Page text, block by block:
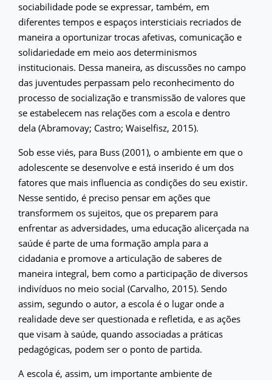
sociabilidade pode se expressar, também, em
diferentes tempos e espaços intersticiais recriados de
maneira a oportunizar trocas afetivas, comunicação e
solidariedade em meio aos determinismos
institucionais. Dessa maneira, as discussões no campo
das juventudes perpassam pelo reconhecimento do
processo de socialização e transmissão de valores que
se estabelecem nas relações com a escola e dentro
dela (Abramovay; Castro; Waiselfisz, 2015).
Sob esse viés, para Buss (2001), o ambiente em que o
adolescente se desenvolve e está inserido é um dos
fatores que mais influencia as condições do seu existir.
Nesse sentido, é preciso pensar em ações que
transformem os sujeitos, que os preparem para
enfrentar as adversidades, uma educação alicerçada na
saúde é parte de uma formação ampla para a
cidadania e promove a articulação de saberes de
maneira integral, bem como a participação de diversos
indivíduos no meio social (Carvalho, 2015). Sendo
assim, segundo o autor, a escola é o lugar onde a
realidade deve ser questionada e refletida, e as ações
que visam à saúde, quando associadas a práticas
pedagógicas, podem ser o ponto de partida.
A escola é, assim, um importante ambiente de